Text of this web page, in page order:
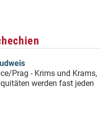
Prag - Krims und Krams,
werden fast jeden